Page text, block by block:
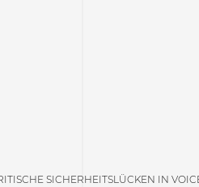
SICHERHEITSLÜCKEN IN